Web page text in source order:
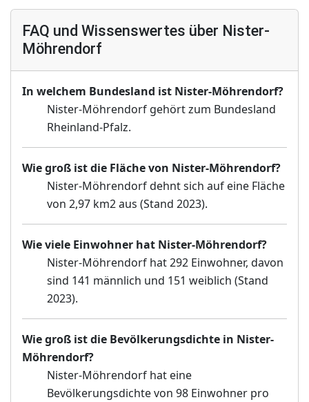
FAQ und Wissenswertes über Nister-
Möhrendorf
In welchem Bundesland ist Nister-Möhrendorf?
Nister-Möhrendorf gehört zum Bundesland
Rheinland-Pfalz.
Wie groß ist die Fläche von Nister-Möhrendorf?
Nister-Möhrendorf dehnt sich auf eine Fläche
von 2,97 km2 aus (Stand 2023).
Wie viele Einwohner hat Nister-Möhrendorf?
Nister-Möhrendorf hat 292 Einwohner, davon
sind 141 männlich und 151 weiblich (Stand
2023).
Wie groß ist die Bevölkerungsdichte in Nister-
Möhrendorf?
Nister-Möhrendorf hat eine
Bevölkerungsdichte von 98 Einwohner pro